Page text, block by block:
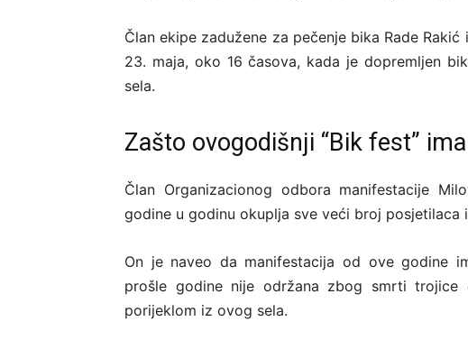
Član ekipe zadužene za pečenje bika Rade
23. maja, oko 16 časova, kada je dopremljen
sela.
Zašto ovogodišnji “Bik fest”
Član Organizacionog odbora manifestacije
godine u godinu okuplja sve veći broj posjetilaca
On je naveo da manifestacija od ove godine
prošle godine nije održana zbog smrti
porijeklom iz ovog sela.